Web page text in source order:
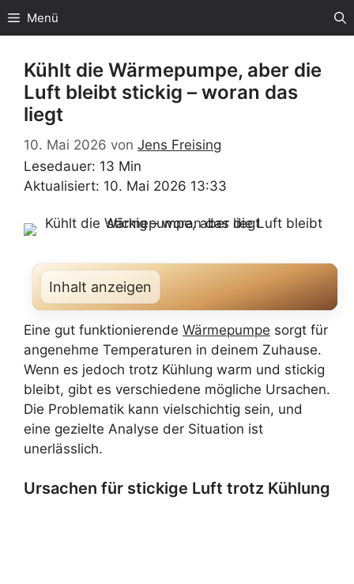
Menü
Kühlt die Wärmepumpe, aber die
Luft bleibt stickig – woran das
liegt
10. Mai 2026 von Jens Freising
Lesedauer: 13 Min
Aktualisiert: 10. Mai 2026 13:33
Inhalt anzeigen
Eine gut funktionierende Wärmepumpe sorgt für
angenehme Temperaturen in deinem Zuhause.
Wenn es jedoch trotz Kühlung warm und stickig
bleibt, gibt es verschiedene mögliche Ursachen.
Die Problematik kann vielschichtig sein, und
eine gezielte Analyse der Situation ist
unerlässlich.
Ursachen für stickige Luft trotz Kühlung